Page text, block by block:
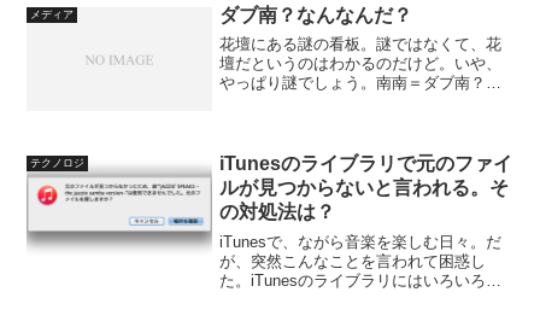
待していましたが、これ、面白いっす
ね。いや、人気あるのも...
メディア ダブ南？なんなんだ？
花壇にある謎の看板。謎ではなくて、花
壇だというのはわかるのだけど。いや、
やっぱり謎でしょう。南南＝ダブ南？な
テクノロジ
iTunesのライブラリで元のファイ
ルが見つからないと言われる。そ
の対処法は？
iTunesで、ながら音楽を楽しむ日々。だ
が、突然こんなことを言われて困惑し
た。iTunesのライブラリにはいろいろト